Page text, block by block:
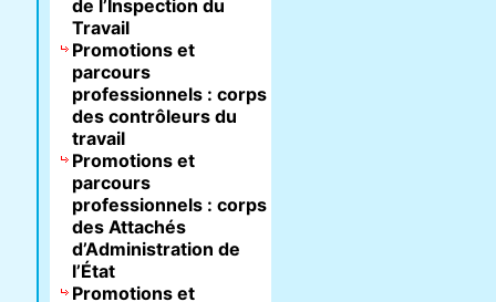
de l’Inspection du
Travail
Promotions et
parcours
professionnels : corps
des contrôleurs du
travail
Promotions et
parcours
professionnels : corps
des Attachés
d’Administration de
l’État
Promotions et